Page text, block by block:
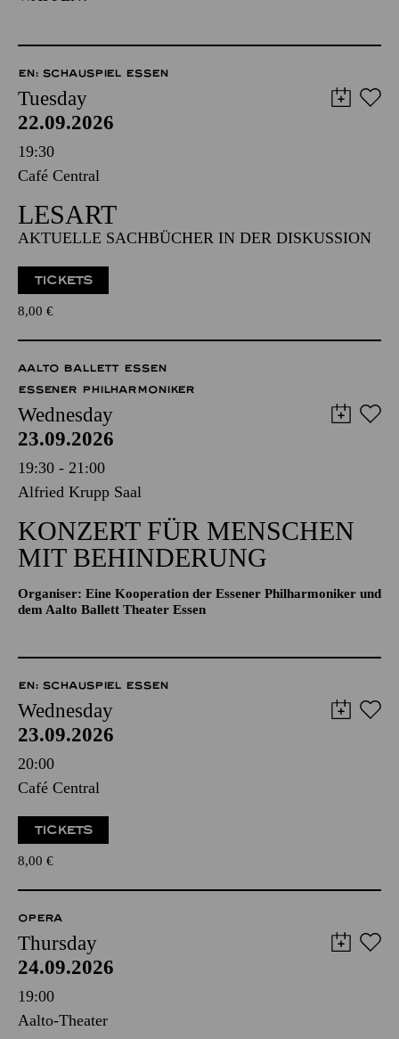
EN: SCHAUSPIEL ESSEN
Tuesday
22.09.2026
19:30
Café Central
LESART
AKTUELLE SACHBÜCHER IN DER DISKUSSION
TICKETS
8,00 €
AALTO BALLETT ESSEN
ESSENER PHILHARMONIKER
Wednesday
23.09.2026
19:30 - 21:00
Alfried Krupp Saal
KONZERT FÜR MENSCHEN
MIT BEHINDERUNG
Organiser: Eine Kooperation der Essener Philharmoniker und
dem Aalto Ballett Theater Essen
EN: SCHAUSPIEL ESSEN
Wednesday
23.09.2026
20:00
Café Central
TICKETS
8,00 €
OPERA
Thursday
24.09.2026
19:00
Aalto-Theater